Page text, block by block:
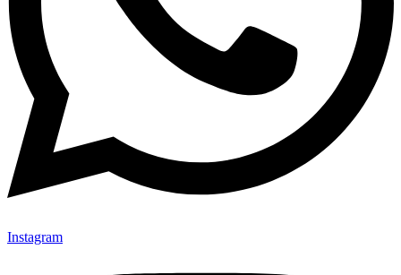
Instagram